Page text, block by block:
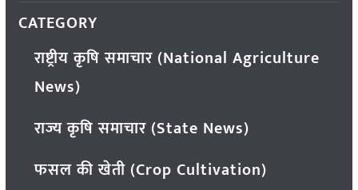
CATEGORY
राष्ट्रीय कृषि समाचार (National Agriculture
News)
राज्य कृषि समाचार (State News)
फसल की खेती (Crop Cultivation)